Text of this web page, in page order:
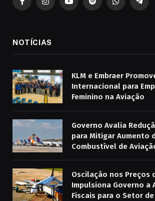
FacebookInstagramYouTubeSpotifyWhatsApp
NOTÍCIAS
KLM e Embraer
Internacional para
Feminino na Aviação
Governo Avalia
para Mitigar Aumento
Combustível de
Oscilação nos Preços
Impulsiona Governo a
Fiscais para o Setor